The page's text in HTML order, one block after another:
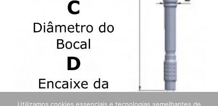
Utilizamos cookies essenciais e tecnologias semelhantes de